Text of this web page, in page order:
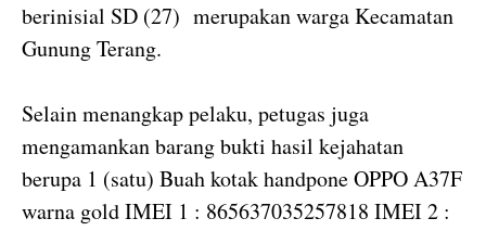
berinisial SD (27) merupakan warga Kecamatan
Gunung Terang.
Selain menangkap pelaku, petugas juga
mengamankan barang bukti hasil kejahatan
berupa 1 (satu) Buah kotak handpone OPPO A37F
warna gold IMEI 1 : 865637035257818 IMEI 2 :